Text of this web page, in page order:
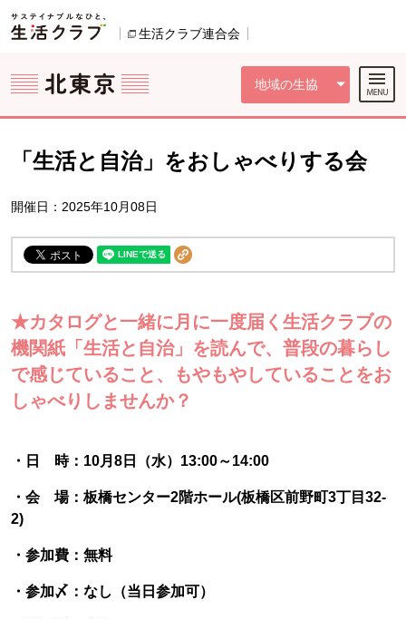
ページの先頭です。
生活クラブ連合会
地域の生協
ここからサイト内共通メニューです。
サイト内共通メニューをスキップする
サイト内共通メニューここまで。
「生活と自治」をおしゃべりする会
開催日：2025年10月08日
★カタログと一緒に月に一度届く生活クラブの
機関紙「生活と自治」を読んで、普段の暮らし
で感じていること、もやもやしていることをお
しゃべりしませんか？
・日 時：10月8日（水）13:00～14:00
・会 場：板橋センター2階ホール(板橋区前野町3丁目32-
2)
・参加費：無料
・参加〆：なし（当日参加可）